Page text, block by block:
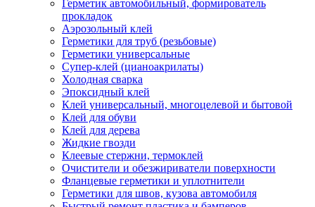
Герметик автомобильный, формирователь
прокладок
Аэрозольный клей
Герметики для труб (резьбовые)
Герметики универсальные
Супер-клей (цианоакрилаты)
Холодная сварка
Эпоксидный клей
Клей универсальный, многоцелевой и бытовой
Клей для обуви
Клей для дерева
Жидкие гвозди
Клеевые стержни, термоклей
Очистители и обезжириватели поверхности
Фланцевые герметики и уплотнители
Герметики для швов, кузова автомобиля